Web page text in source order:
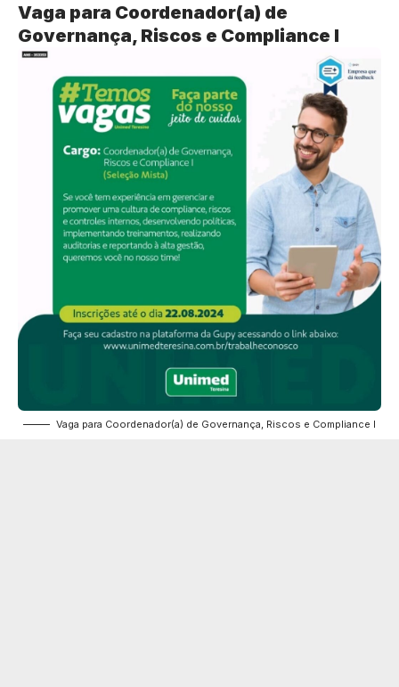
Vaga para Coordenador(a) de
Governança, Riscos e Compliance I
Vaga para Coordenador(a) de Governança, Riscos e Compliance I